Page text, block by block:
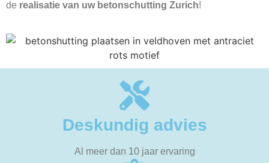
de realisatie van uw betonschutting Zurich!
Deskundig advies
Al meer dan 10 jaar ervaring